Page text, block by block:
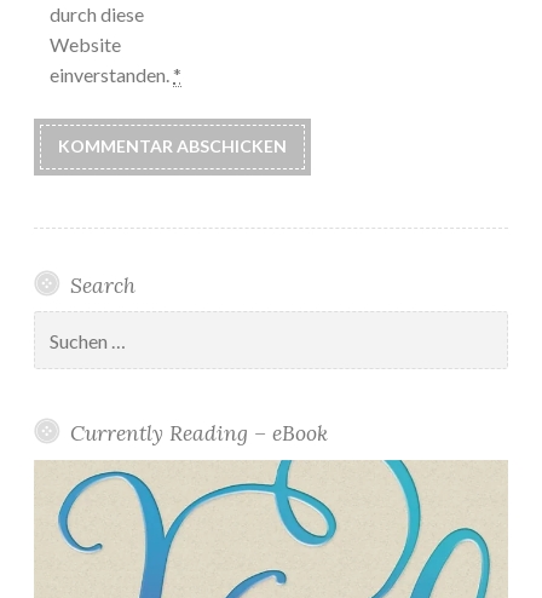
durch diese
Website
einverstanden. *
Search
nach:
Currently Reading – eBook